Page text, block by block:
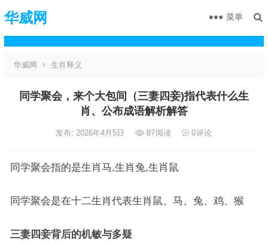
华威网 菜单
华威网 生肖释义
同学聚会，来个大包间（三妻四妾)指代表什么生
肖、公布成语解析解答
发布: 2026年4月5日 87阅读 0评论
同学聚会指的是生肖马,生肖兔,生肖鼠
同学聚会是在十二生肖代表生肖鼠、马、兔、鸡、猴
三妻四妾背后的机敏与多疑